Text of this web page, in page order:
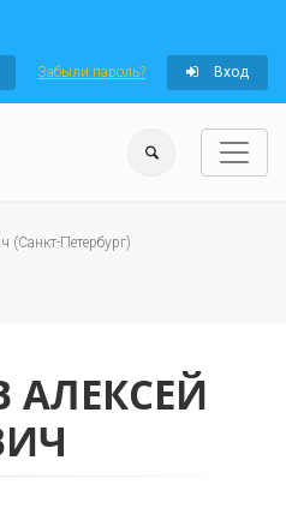
Забыли пароль? Вход
(Санкт-Петербург)